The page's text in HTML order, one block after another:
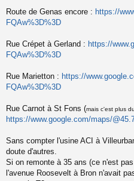
Route de Genas encore : https://
FQAw%3D%3D
Rue Crépet à Gerland : https://
FQAw%3D%3D
Rue Marietton : https://
FQAw%3D%3D
Rue Carnot à St Fons (mais c'est plus
https://www.google.com/maps/
Sans compter l'usine ACI à
doute d'autres.
Si on remonte à 35 ans (ce n'est
l'avenue Roosevelt à Bron n'avait